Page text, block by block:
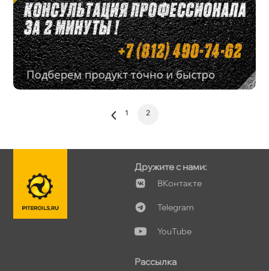
1 2
Дружите с нами:
Контакте
Telegram
YouTube
Рассылка